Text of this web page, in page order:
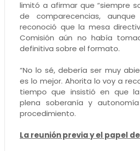
limitó a afirmar que “siempre
de comparecencias, aunque
reconoció que la mesa
Comisión aún no había
definitiva sobre el formato.
“No lo sé, debería ser muy
es lo mejor. Ahorita lo voy a
tiempo que insistió en que
plena soberanía y
procedimiento.
La reunión previa y el papel